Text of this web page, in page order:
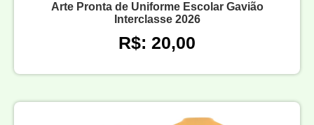
Arte Pronta de Uniforme Escolar Gavião
Interclasse 2026
R$: 20,00